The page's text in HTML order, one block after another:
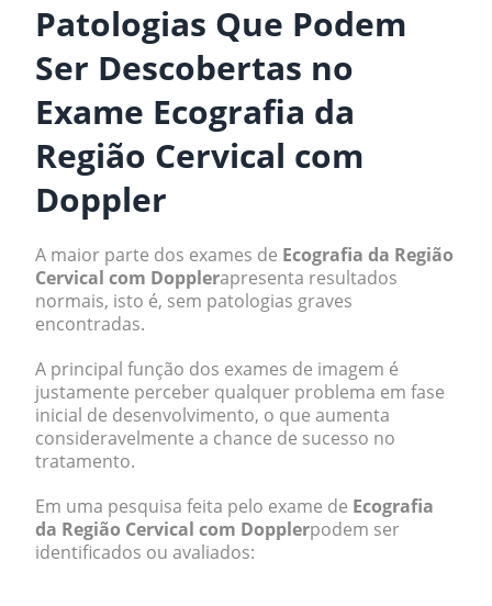
Patologias Que Podem
Ser Descobertas no
Exame Ecografia da
Região Cervical com
Doppler
A maior parte dos exames de Ecografia da Região
Cervical com Dopplerapresenta resultados
normais, isto é, sem patologias graves
encontradas.
A principal função dos exames de imagem é
justamente perceber qualquer problema em fase
inicial de desenvolvimento, o que aumenta
consideravelmente a chance de sucesso no
tratamento.
Em uma pesquisa feita pelo exame de Ecografia
da Região Cervical com Dopplerpodem ser
identificados ou avaliados: